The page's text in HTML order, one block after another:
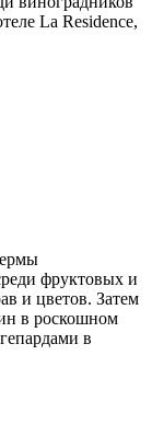
La Residence,
фруктовых и
и цветов. Затем
в роскошном
в